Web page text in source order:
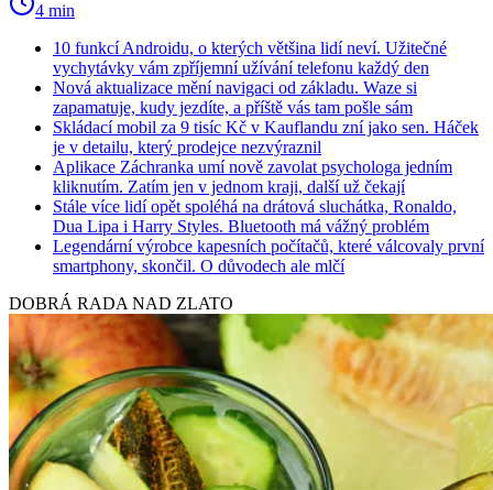
4 min
10 funkcí Androidu, o kterých většina lidí neví. Užitečné
vychytávky vám zpříjemní užívání telefonu každý den
Nová aktualizace mění navigaci od základu. Waze si
zapamatuje, kudy jezdíte, a příště vás tam pošle sám
Skládací mobil za 9 tisíc Kč v Kauflandu zní jako sen. Háček
je v detailu, který prodejce nezvýraznil
Aplikace Záchranka umí nově zavolat psychologa jedním
kliknutím. Zatím jen v jednom kraji, další už čekají
Stále více lidí opět spoléhá na drátová sluchátka, Ronaldo,
Dua Lipa i Harry Styles. Bluetooth má vážný problém
Legendární výrobce kapesních počítačů, které válcovaly první
smartphony, skončil. O důvodech ale mlčí
DOBRÁ RADA NAD ZLATO